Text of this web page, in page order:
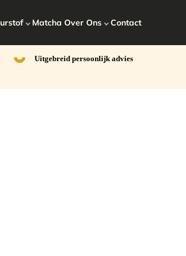
Matcha Over Ons Contact
Uitgebreid persoonlijk advies